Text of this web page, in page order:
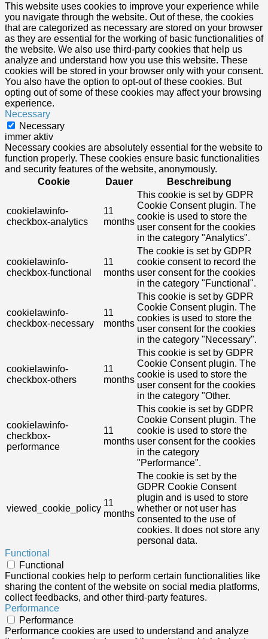
This website uses cookies to improve your experience while
you navigate through the website. Out of these, the cookies
that are categorized as necessary are stored on your browser
as they are essential for the working of basic functionalities of
the website. We also use third-party cookies that help us
analyze and understand how you use this website. These
cookies will be stored in your browser only with your consent.
You also have the option to opt-out of these cookies. But
opting out of some of these cookies may affect your browsing
experience.
Necessary
Necessary
immer aktiv
Necessary cookies are absolutely essential for the website to
function properly. These cookies ensure basic functionalities
and security features of the website, anonymously.
Cookie
Dauer Beschreibung
cookielawinfo-
checkbox-analytics
11
months
This cookie is set by GDPR
Cookie Consent plugin. The
cookie is used to store the
user consent for the cookies
in the category "Analytics".
cookielawinfo-
checkbox-functional
11
months
The cookie is set by GDPR
cookie consent to record the
user consent for the cookies
in the category "Functional".
cookielawinfo-
checkbox-necessary
11
months
This cookie is set by GDPR
Cookie Consent plugin. The
cookies is used to store the
user consent for the cookies
in the category "Necessary".
cookielawinfo-
checkbox-others
11
months
This cookie is set by GDPR
Cookie Consent plugin. The
cookie is used to store the
user consent for the cookies
in the category "Other.
cookielawinfo-
checkbox-
performance
11
months
This cookie is set by GDPR
Cookie Consent plugin. The
cookie is used to store the
user consent for the cookies
in the category
"Performance".
viewed_cookie_policy
11
months
The cookie is set by the
GDPR Cookie Consent
plugin and is used to store
whether or not user has
consented to the use of
cookies. It does not store any
personal data.
Functional
Functional
Functional cookies help to perform certain functionalities like
sharing the content of the website on social media platforms,
collect feedbacks, and other third-party features.
Performance
Performance
Performance cookies are used to understand and analyze